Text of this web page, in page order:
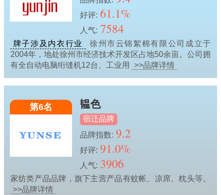
好评: 61.1%
人气: 7584
牌子涉及内衣行业
徐州市云锦絮棉有限公司成立于
2004年，地处徐州市经济技术开发区占地50余亩。公司拥
有全自动电脑绗缝机12台、工业用
>>品牌详情
第6名 韫色
宿迁品牌
品牌指数: 9.2
好评: 91.0%
人气: 3906
家纺类产品品牌，旗下主营产品有蚊帐、凉席、枕头等。
>>品牌详情